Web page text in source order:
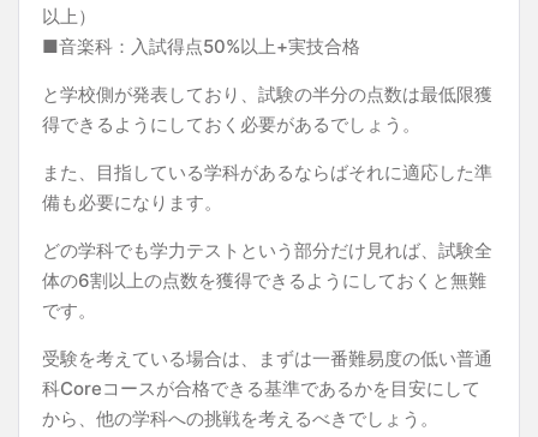
以上）
■音楽科：入試得点50%以上+実技合格
と学校側が発表しており、試験の半分の点数は最低限獲
得できるようにしておく必要があるでしょう。
また、目指している学科があるならばそれに適応した準
備も必要になります。
どの学科でも学力テストという部分だけ見れば、試験全
体の6割以上の点数を獲得できるようにしておくと無難
です。
受験を考えている場合は、まずは一番難易度の低い普通
科Coreコースが合格できる基準であるかを目安にして
から、他の学科への挑戦を考えるべきでしょう。